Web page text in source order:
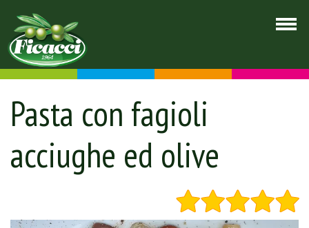
Pasta con fagioli
acciughe ed olive